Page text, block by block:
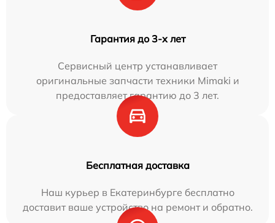
Гарантия до 3-х лет
Сервисный центр устанавливает
оригинальные запчасти техники Mimaki и
предоставляет гарантию до 3 лет.
Бесплатная доставка
Наш курьер в Екатеринбурге бесплатно
доставит ваше устройство на ремонт и обратно.